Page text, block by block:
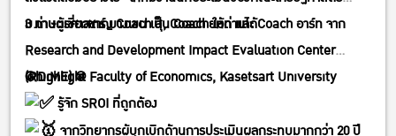
ม.เกษตรศาสตร์ บางเขน เป็น Coach ให้ท่านได้
3 ท่านผู้เชี่ยวชาญ Coach สุ, Coach ยอด และ Coach อาร์ท จาก
Research and Development Impact Evaluation Center
(RDiME) @ Faculty of Economics, Kasetsart University
@highlight
รู้จัก SROI ที่ถูกต้อง
จากวิทยากรผู้บุกเบิกด้านการประเมินผลกระทบมากกว่า 20 ปี